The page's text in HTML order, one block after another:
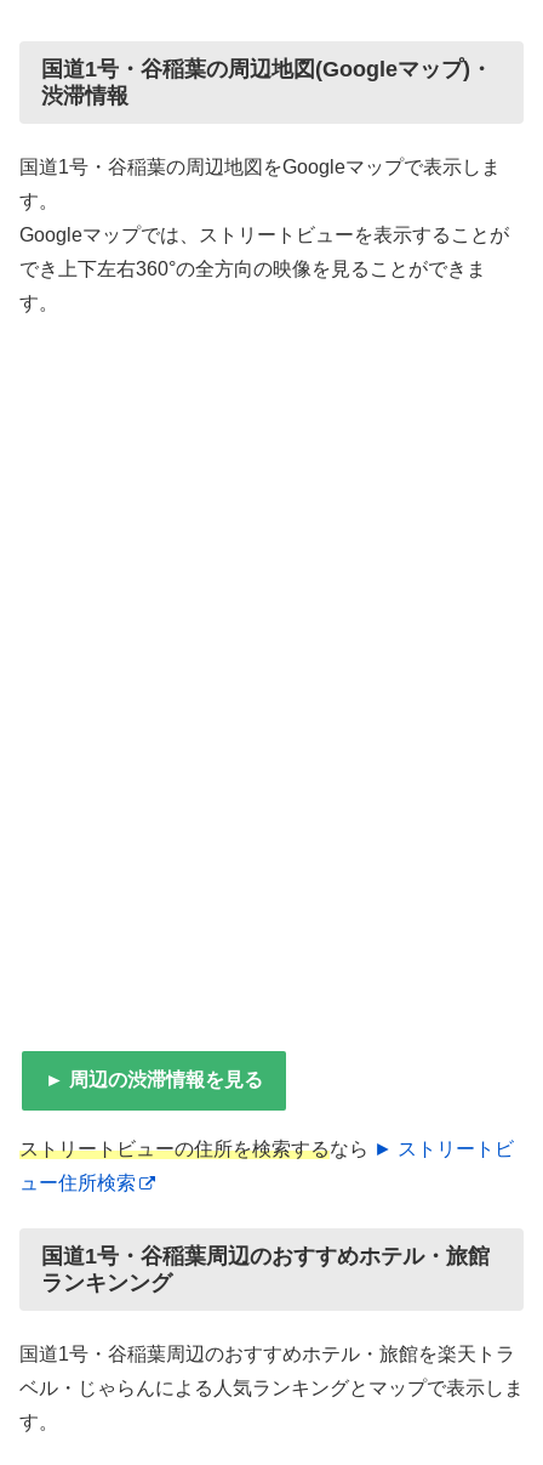
国道1号・谷稲葉の周辺地図(Googleマップ)・
渋滞情報
国道1号・谷稲葉の周辺地図をGoogleマップで表示しま
す。
Googleマップでは、ストリートビューを表示することが
でき上下左右360°の全方向の映像を見ることができま
す。
► 周辺の渋滞情報を見る
ストリートビューの住所を検索するなら ► ストリートビ
ュー住所検索
国道1号・谷稲葉周辺のおすすめホテル・旅館
ランキンング
国道1号・谷稲葉周辺のおすすめホテル・旅館を楽天トラ
ベル・じゃらんによる人気ランキングとマップで表示しま
す。